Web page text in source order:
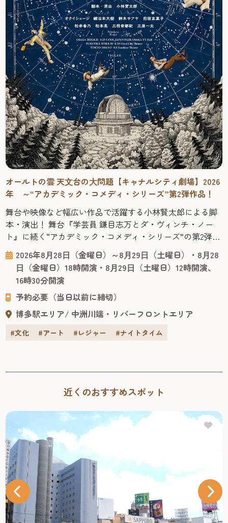
オールトの雲 天⽂台の⼤問題【キャナルシティ劇場】2026
年 ～“アカデミック・コメディ・シリーズ”第2弾作品！
舞台や映像など幅広い作品で活躍する小林賢太郎による脚
本・演出！ 舞台『学芸員 鎌目志万とダ・ヴィンチ・ノー
ト』に続く“アカデミック・コメディ・シリーズ”の第2弾作
品！ 2025年1月に上演されご好評をいただいた舞台『学芸員
鎌目志万とダ・ヴィンチ・ノート』に続く“アカデミック・
コメディ・シリーズ”の第2弾作品。脚本・演出は前作同
様、舞台や映像など幅広い作品で活躍する小林賢太郎が務
めます。 出...
2026年8⽉28⽇（金曜日）～8⽉29⽇（土曜日）・8⽉28
⽇（金曜日）18時開演・8⽉29⽇（土曜日）12時開演、
16時30分開演
予約必要（当日以前に締切）
博多駅エリア
中洲川端・リバーフロントエリア
#文化 #アート #レジャー #ナイトタイム
近くのおすすめスポット